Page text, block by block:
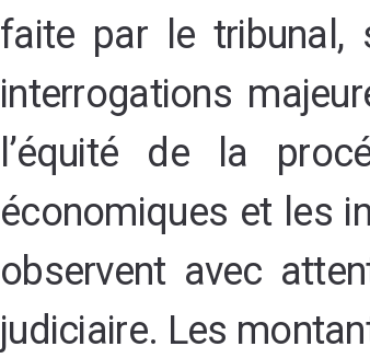
faite par le tribunal,
interrogations
l’équité de la
économiques et les
observent avec
judiciaire. Les